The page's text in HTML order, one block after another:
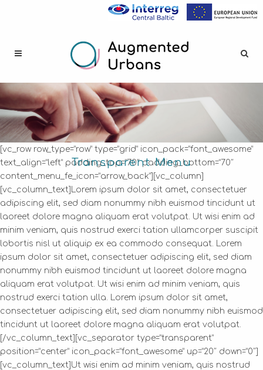
Transparent Menu
[vc_row row_type=”row” type=”grid” icon_pack=”font_awesome”
text_align=”left” padding_top=”70″ padding_bottom=”70″
content_menu_fe_icon=”arrow_back”][vc_column]
[vc_column_text]Lorem ipsum dolor sit amet, consectetuer
adipiscing elit, sed diam nonummy nibh euismod tincidunt ut
laoreet dolore magna aliquam erat volutpat. Ut wisi enim ad
minim veniam, quis nostrud exerci tation ullamcorper suscipit
lobortis nisl ut aliquip ex ea commodo consequat. Lorem
ipsum dolor sit amet, consectetuer adipiscing elit, sed diam
nonummy nibh euismod tincidunt ut laoreet dolore magna
aliquam erat volutpat. Ut wisi enim ad minim veniam, quis
nostrud exerci tation ulla. Lorem ipsum dolor sit amet,
consectetuer adipiscing elit, sed diam nonummy nibh euismod
tincidunt ut laoreet dolore magna aliquam erat volutpat.
[/vc_column_text][vc_separator type=”transparent”
position=”center” icon_pack=”font_awesome” up=”20″ down=”0″]
[vc_column_text]Ut wisi enim ad minim veniam, quis nostrud